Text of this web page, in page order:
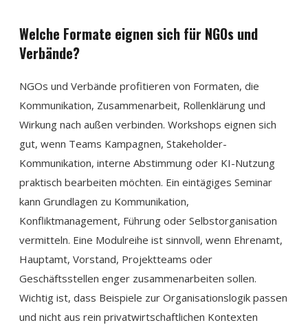
Welche Formate eignen sich für NGOs und
Verbände?
NGOs und Verbände profitieren von Formaten, die
Kommunikation, Zusammenarbeit, Rollenklärung und
Wirkung nach außen verbinden. Workshops eignen sich
gut, wenn Teams Kampagnen, Stakeholder-
Kommunikation, interne Abstimmung oder KI-Nutzung
praktisch bearbeiten möchten. Ein eintägiges Seminar
kann Grundlagen zu Kommunikation,
Konfliktmanagement, Führung oder Selbstorganisation
vermitteln. Eine Modulreihe ist sinnvoll, wenn Ehrenamt,
Hauptamt, Vorstand, Projektteams oder
Geschäftsstellen enger zusammenarbeiten sollen.
Wichtig ist, dass Beispiele zur Organisationslogik passen
und nicht aus rein privatwirtschaftlichen Kontexten